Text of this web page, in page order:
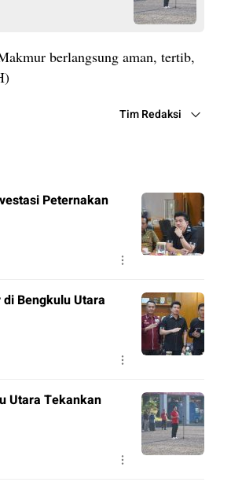
berlangsung aman, tertib,
Tim Redaksi
Peternakan
Bengkulu Utara
Utara Tekankan